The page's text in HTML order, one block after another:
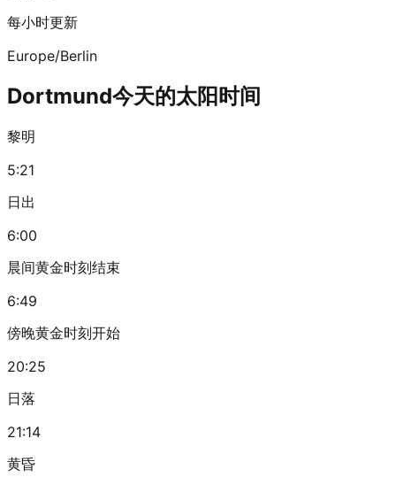
每小时更新
Europe/Berlin
Dortmund今天的太阳时间
黎明
5:21
日出
6:00
晨间黄金时刻结束
6:49
傍晚黄金时刻开始
20:25
日落
21:14
黄昏